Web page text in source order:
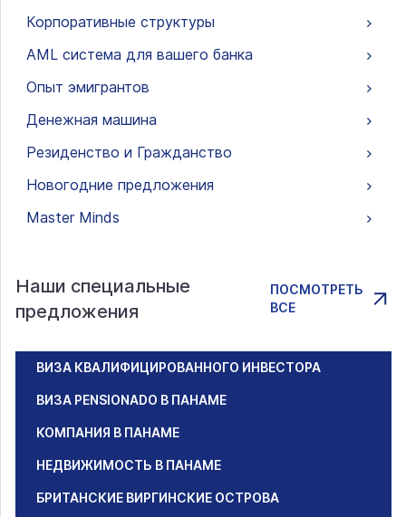
Корпоративные структуры
AML система для вашего банка
Опыт эмигрантов
Денежная машина
Резиденство и Гражданство
Новогодние предложения
Master Minds
Наши специальные
предложения
ПОСМОТРЕТЬ
ВСЕ
ВИЗА КВАЛИФИЦИРОВАННОГО ИНВЕСТОРА
ВИЗА PENSIONADO В ПАНАМЕ
КОМПАНИЯ В ПАНАМЕ
НЕДВИЖИМОСТЬ В ПАНАМЕ
БРИТАНСКИЕ ВИРГИНСКИЕ ОСТРОВА